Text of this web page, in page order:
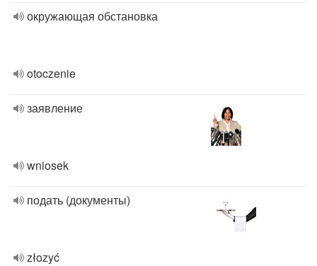
окружающая обстановка
otoczenie
заявление
wniosek
подать (документы)
złozyć